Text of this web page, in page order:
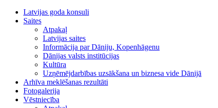
Latvijas goda konsuli
Saites
Atpakaļ
Latvijas saites
Informācija par Dāniju, Kopenhāgenu
Dānijas valsts institūcijas
Kultūra
Uzņēmējdarbības uzsākšana un biznesa vide Dānijā
Arhīva meklēšanas rezultāti
Fotogalerija
Vēstniecība